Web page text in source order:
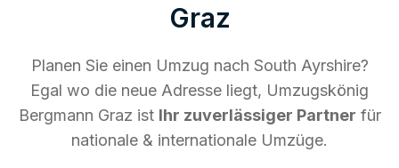
Graz
Planen Sie einen Umzug nach South Ayrshire?
Egal wo die neue Adresse liegt, Umzugskönig
Bergmann Graz ist Ihr zuverlässiger Partner für
nationale & internationale Umzüge.